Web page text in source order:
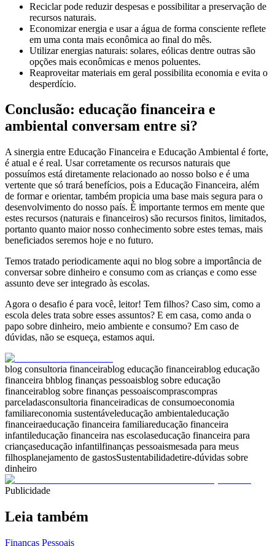
Reciclar pode reduzir despesas e possibilitar a preservação de
recursos naturais.
Economizar energia e usar a água de forma consciente reflete
em uma conta mais econômica ao final do mês.
Utilizar energias naturais: solares, eólicas dentre outras são
opções mais econômicas e menos poluentes.
Reaproveitar materiais em geral possibilita economia e evita o
desperdício.
Conclusão: educação financeira e
ambiental conversam entre si?
A sinergia entre Educação Financeira e Educação Ambiental é forte,
é atual e é real. Usar corretamente os recursos naturais que
possuímos está diretamente relacionado ao nosso bolso e é uma
vertente que só trará benefícios, pois a Educação Financeira, além
de formar e orientar, também propicia uma base mais segura para o
desenvolvimento do nosso país. É importante termos em mente que
estes recursos (naturais e financeiros) são recursos finitos, limitados,
portanto quanto maior nosso conhecimento sobre estes temas, mais
beneficiados seremos hoje e no futuro.
Temos tratado periodicamente aqui no blog sobre a importância de
conversar sobre dinheiro e consumo com as crianças e como esse
assunto deve ser integrado às escolas.
Agora o desafio é para você, leitor! Tem filhos? Caso sim, como a
escola deles trata sobre esses assuntos? E em casa, como anda o
papo sobre dinheiro, meio ambiente e consumo? Em caso de
dúvidas, não se esqueça, estamos aqui.
blog consultoria financeirablog educação financeirablog educação
financeira bhblog finanças pessoaisblog sobre educação
financeirablog sobre finanças pessoaiscomprascompras
parceladasconsultoria financeiradicas de consumoeconomia
familiareconomia sustentáveleducação ambientaleducação
financeiraeducação financeira familiareducação financeira
infantileducação financeira nas escolaseducação financeira para
criançaseducação infantilfinanças pessoaismesada para meus
filhosplanejamento de gastosSustentabilidadetire-dúvidas sobre
dinheiro
Publicidade
Leia também
Finanças Pessoais